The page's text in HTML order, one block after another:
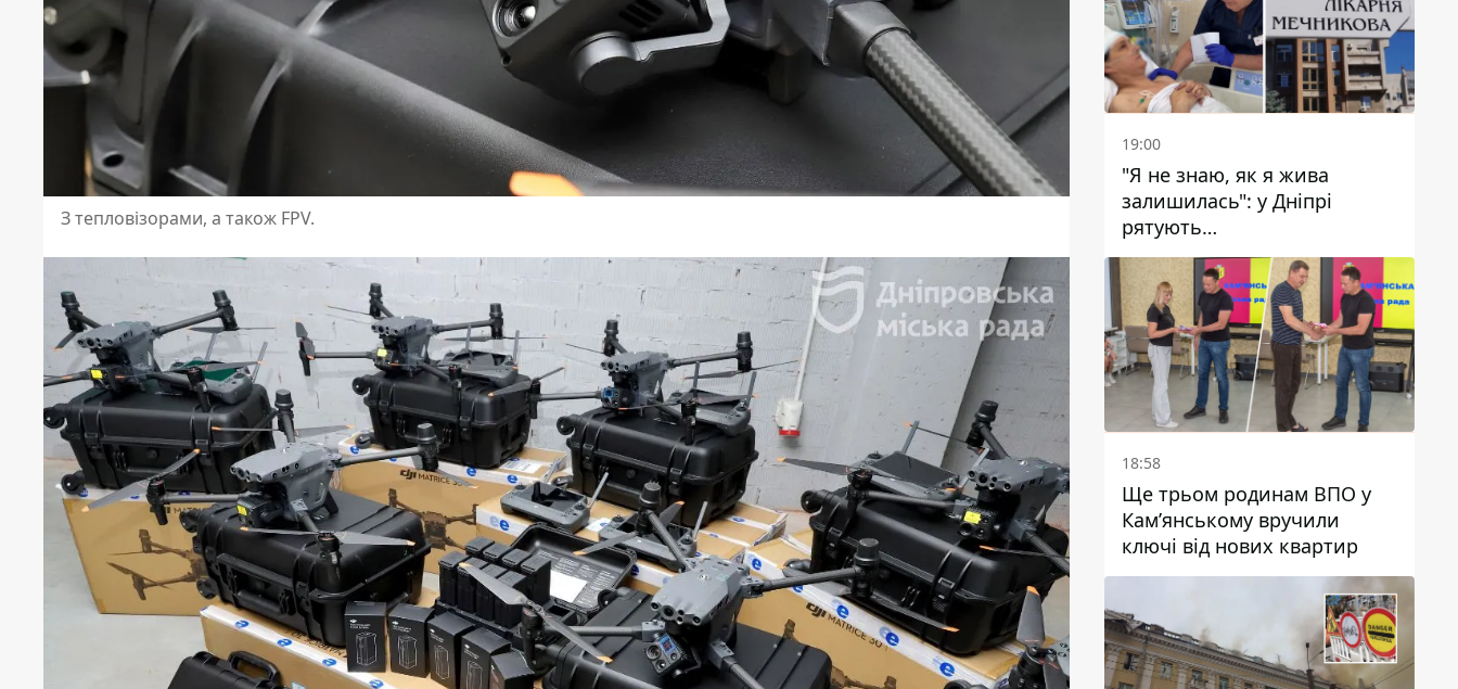
З тепловізорами, а також FPV.
19:00
"Я не знаю, як я жива
залишилась": у Дніпрі
рятують
військовослужбовицю та
мати чотирьох дітей, яку
поранив КАБ
18:58
Ще трьом родинам ВПО у
Кам’янському вручили
ключі від нових квартир